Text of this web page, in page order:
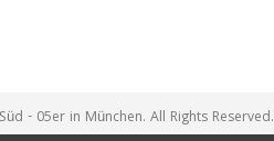
- 05er in München. All Rights Reserved.